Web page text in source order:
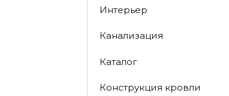
Интерьер
Канализация
Каталог
Конструкция кровли